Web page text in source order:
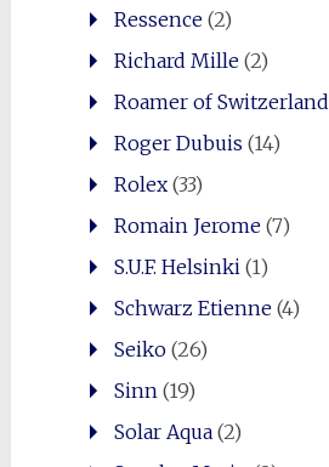
Ressence(2)
Richard Mille(2)
Roamer of Switzerland
Roger Dubuis (14)
Rolex(33)
Romain Jerome(7)
S.U.F. Helsinki (1)
Schwarz Etienne(4)
Seiko(26)
Sinn (19)
Solar Aqua(2)